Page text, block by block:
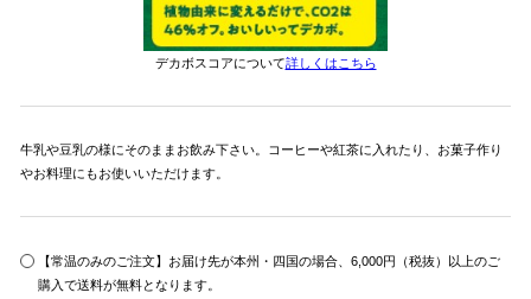
デカボスコアについて詳しくはこちら
牛乳や豆乳の様にそのままお飲み下さい。コーヒーや紅茶に入れたり、お菓子作り
やお料理にもお使いいただけます。
【常温のみのご注文】お届け先が本州・四国の場合、6,000円（税抜）以上のご
購入で送料が無料となります。